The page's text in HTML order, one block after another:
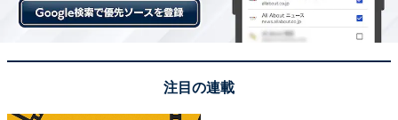
注目の連載